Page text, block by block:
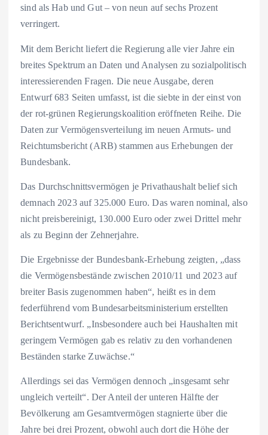
sind als Hab und Gut – von neun auf sechs Prozent
verringert.
Mit dem Bericht liefert die Regierung alle vier Jahre ein
breites Spektrum an Daten und Analysen zu sozialpolitisch
interessierenden Fragen. Die neue Ausgabe, deren
Entwurf 683 Seiten umfasst, ist die siebte in der einst von
der rot-grünen Regierungskoalition eröffneten Reihe. Die
Daten zur Vermögensverteilung im neuen Armuts- und
Reichtumsbericht (ARB) stammen aus Erhebungen der
Bundesbank.
Das Durchschnittsvermögen je Privathaushalt belief sich
demnach 2023 auf 325.000 Euro. Das waren nominal, also
nicht preisbereinigt, 130.000 Euro oder zwei Drittel mehr
als zu Beginn der Zehnerjahre.
Die Ergebnisse der Bundesbank-Erhebung zeigten, „dass
die Vermögensbestände zwischen 2010/11 und 2023 auf
breiter Basis zugenommen haben“, heißt es in dem
federführend vom Bundesarbeitsministerium erstellten
Berichtsentwurf. „Insbesondere auch bei Haushalten mit
geringem Vermögen gab es relativ zu den vorhandenen
Beständen starke Zuwächse.“
Allerdings sei das Vermögen dennoch „insgesamt sehr
ungleich verteilt“. Der Anteil der unteren Hälfte der
Bevölkerung am Gesamtvermögen stagnierte über die
Jahre bei drei Prozent, obwohl auch dort die Höhe der